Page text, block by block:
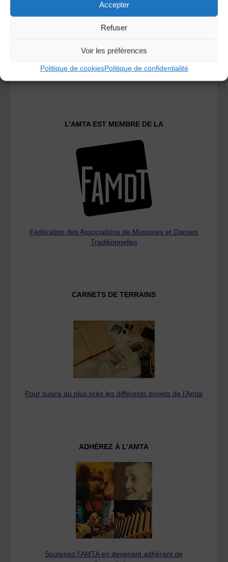
Accepter
Refuser
Voir les préférences
Politique de cookiesPolitique de confidentialité
Le distributeur des musiques Trad'
L’AMTA EST MEMBRE DE LA
Fédération des Associations de Musiques et Danses
Traditionnelles
CARNETS DE TERRAINS
Pour suivre au plus près les différents projets de l’Amta
ADHÉREZ À L’AMTA
Soutenez l'AMTA en devenant adhérant de